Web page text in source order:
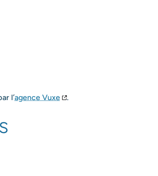
l’agence Vuxe .